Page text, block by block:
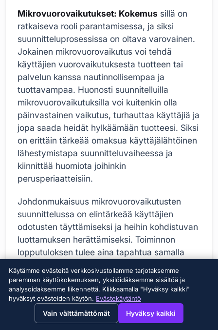
View this page in English?
Mikrovuorovaikutukset: Kokemus sillä on
ratkaiseva rooli parantamisessa, ja siksi
suunnitteluprosessissa on oltava varovainen.
Jokainen mikrovuorovaikutus voi tehdä
käyttäjien vuorovaikutuksesta tuotteen tai
palvelun kanssa nautinnollisempaa ja
tuottavampaa. Huonosti suunnitelluilla
mikrovuorovaikutuksilla voi kuitenkin olla
päinvastainen vaikutus, turhauttaa käyttäjiä ja
jopa saada heidät hylkäämään tuotteesi. Siksi
on erittäin tärkeää omaksua käyttäjälähtöinen
lähestymistapa suunnitteluvaiheessa ja
kiinnittää huomiota joihinkin
perusperiaatteisiin.
Johdonmukaisuus mikrovuorovaikutusten
suunnittelussa on elintärkeää käyttäjien
odotusten täyttämiseksi ja heihin kohdistuvan
luottamuksen herättämiseksi. Toiminnon
lopputuloksen tulee aina tapahtua samalla
Esimerkiksi aina saman animaation
toistaminen painiketta klikattaessa tai aina
saman palautteen antaminen lomakekenttää
täytettäessä varmistaa johdonmukaisuuden.
Käytämme evästeitä verkkosivustollamme tarjotaksemme
paremman käyttökokemuksen, yksilöidäksemme sisältöä ja
analysoidaksemme liikennettä. Klikkaamalla "Hyväksy kaikki"
hyväksyt evästeiden käytön. Evästekäytäntö
Vain välttämättömät Hyväksy kaikki